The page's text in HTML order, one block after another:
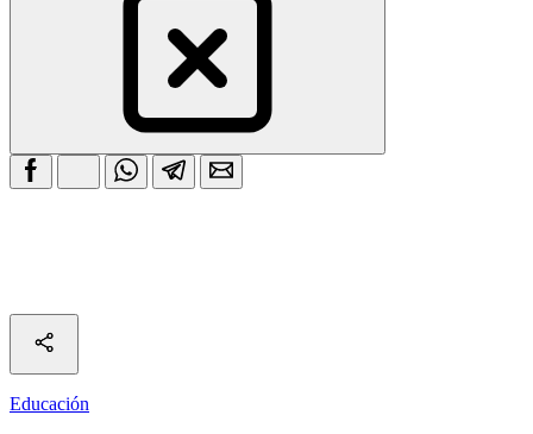
Educación